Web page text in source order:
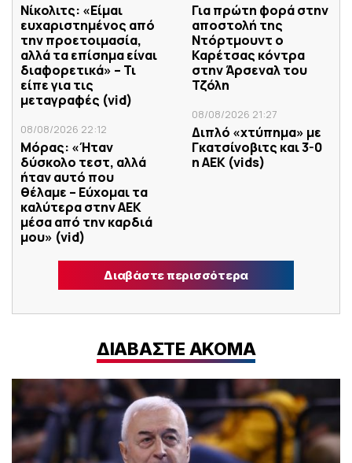
Νίκολιτς: «Είμαι
ευχαριστημένος από
την προετοιμασία,
αλλά τα επίσημα είναι
διαφορετικά» – Τι
είπε για τις
μεταγραφές (vid)
08/08/2026 22:12
Μόρας: «Ήταν
δύσκολο τεστ, αλλά
ήταν αυτό που
θέλαμε – Εύχομαι τα
καλύτερα στην ΑΕΚ
μέσα από την καρδιά
μου» (vid)
Για πρώτη φορά στην
αποστολή της
Ντόρτμουντ ο
Καρέτσας κόντρα
στην Άρσεναλ του
Τζόλη
08/08/2026 21:27
Διπλό «χτύπημα» με
Γκατσίνοβιτς και 3-0
η ΑΕΚ (vids)
Διαβάστε περισσότερα
ΔΙΑΒΑΣΤΕ ΑΚΟΜΑ